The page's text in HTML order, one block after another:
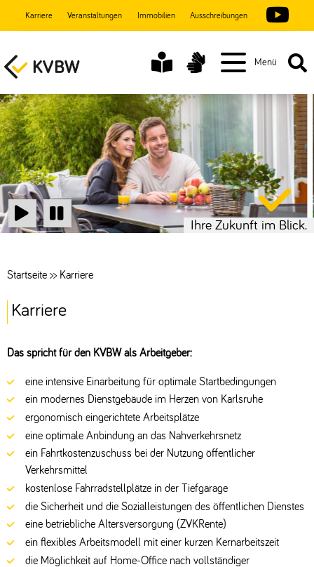
Karriere Veranstaltungen Immobilien Ausschreibungen
Menü
Start Stop Ihre Zukunft im Blick.
Startseite >> Karriere
Karriere
Das spricht für den KVBW als Arbeitgeber:
eine intensive Einarbeitung für optimale Startbedingungen
ein modernes Dienstgebäude im Herzen von Karlsruhe
ergonomisch eingerichtete Arbeitsplätze
eine optimale Anbindung an das Nahverkehrsnetz
ein Fahrtkostenzuschuss bei der Nutzung öffentlicher
Verkehrsmittel
kostenlose Fahrradstellplätze in der Tiefgarage
die Sicherheit und die Sozialleistungen des öffentlichen Dienstes
eine betriebliche Altersversorgung (ZVKRente)
ein flexibles Arbeitsmodell mit einer kurzen Kernarbeitszeit
die Möglichkeit auf Home-Office nach vollständiger